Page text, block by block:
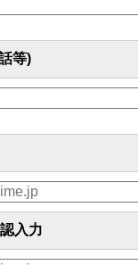
等)
入力